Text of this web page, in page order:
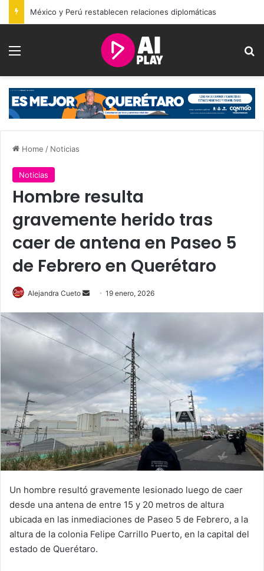
México y Perú restablecen relaciones diplomáticas
Menu
Home / Noticias
Noticias
Hombre resulta
gravemente herido tras
caer de antena en Paseo 5
de Febrero en Querétaro
Alejandra Cueto
Send
email
19 enero, 2026
Un hombre resultó gravemente lesionado luego de caer
desde una antena de entre 15 y 20 metros de altura
ubicada en las inmediaciones de Paseo 5 de Febrero, a la
altura de la colonia Felipe Carrillo Puerto, en la capital del
estado de Querétaro.